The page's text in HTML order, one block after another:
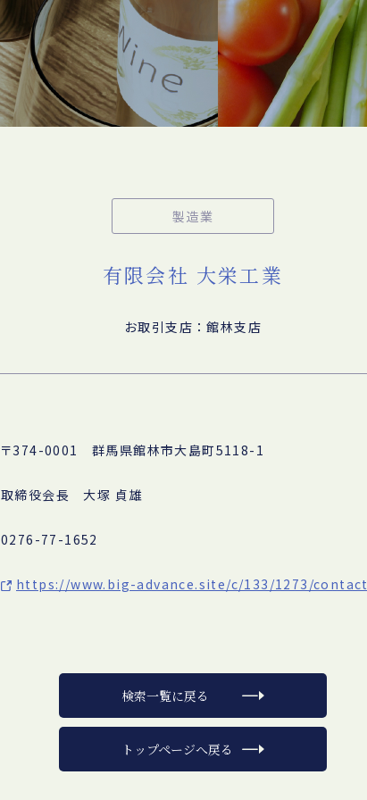
製造業
有限会社 大栄工業
お取引支店：館林支店
〒374-0001 群馬県館林市大島町5118-1
取締役会長 大塚 貞雄
0276-77-1652
https://www.big-advance.site/c/133/1273/contact
検索一覧に戻る
トップページへ戻る